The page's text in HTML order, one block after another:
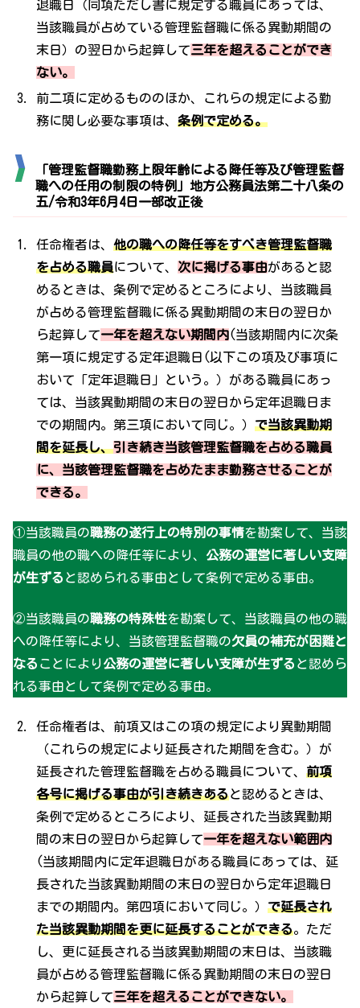
退職日（同項ただし書に規定する職員にあっては、
当該職員が占めている管理監督職に係る異動期間の
末日）の翌日から起算して三年を超えることができ
ない。
前二項に定めるもののほか、これらの規定による勤
務に関し必要な事項は、条例で定める。
「管理監督職勤務上限年齢による降任等及び管理監督
職への任用の制限の特例」地方公務員法第二十八条の
五/令和3年6月4日一部改正後
任命権者は、他の職への降任等をすべき管理監督職
を占める職員について、 次に掲げる事由があると認
めるときは、条例で定めるところにより、当該職員
が占める管理監督職に係る異動期間の末日の翌日か
ら起算して一年を超えない期間内(当該期間内に次条
第一項に規定する定年退職日(以下この項及び事項に
おいて「定年退職日」という。）がある職員にあっ
ては、当該異動期間の末日の翌日から定年退職日ま
での期間内。第三項において同じ。）で当該異動期
間を延長し、引き続き当該管理監督職を占める職員
に、当該管理監督職を占めたまま勤務させることが
できる。
①当該職員の職務の遂行上の特別の事情を勘案して、当該
職員の他の職への降任等により、 公務の運営に著しい支障
が生ずる と認められる事由として条例で定める事由。
②当該職員の職務の特殊性を勘案して、当該職員の他の職
への降任等により、当該管理監督職の欠員の補充が困難と
なる ことにより公務の運営に著しい支障が生ずる と認めら
れる事由として条例で定める事由。
任命権者は、前項又はこの項の規定により異動期間
（これらの規定により延長された期間を含む。）が
延長された管理監督職を占める職員について、前項
各号に掲げる事由が引き続きあると認めるときは、
条例で定めるところにより、延長された当該異動期
間の末日の翌日から起算して一年を超えない範囲内
(当該期間内に定年退職日がある職員にあっては、延
長された当該異動期間の末日の翌日から定年退職日
までの期間内。第四項において同じ。）で延長され
た当該異動期間を更に延長することができる。ただ
し、更に延長される当該異動期間の末日は、当該職
員が占める管理監督職に係る異動期間の末日の翌日
から起算して三年を超えることができない。